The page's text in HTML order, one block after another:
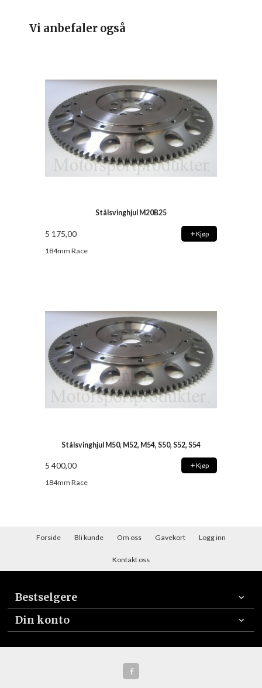
Vi anbefaler også
Stålsvinghjul M20B25
5 175,00 Kjøp
184mm Race
Stålsvinghjul M50, M52, M54, S50, S52, S54
5 400,00 Kjøp
184mm Race
Forside Bli kunde Om oss Gavekort Logg inn
Kontakt oss
Bestselgere
Din konto